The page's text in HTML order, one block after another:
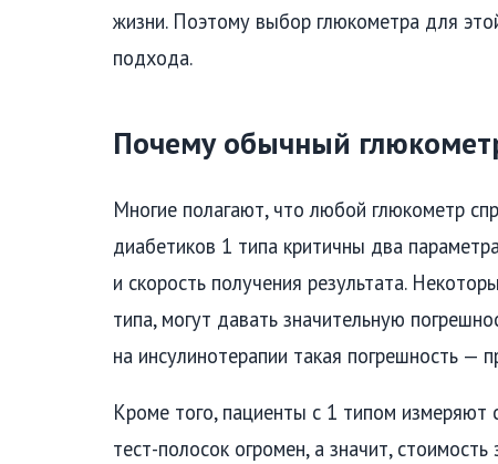
жизни. Поэтому выбор глюкометра для
подхода.
Почему обычный
Многие полагают, что любой глюкометр
диабетиков 1 типа критичны два
и скорость получения результата.
типа, могут давать значительную
на инсулинотерапии такая погрешность —
Кроме того, пациенты с 1 типом измеряют
тест-полосок огромен, а значит,